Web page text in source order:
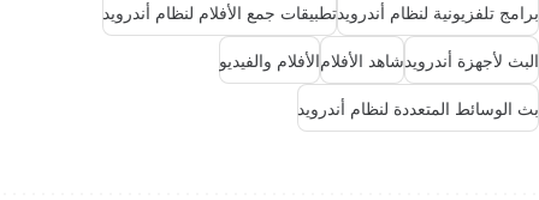
برامج تلفزيونية لنظام أندرويدتطبيقات جمع الأفلام لنظام أندرويد
البث لأجهزة أندرويدشاهد الأفلامالأفلام والفيديو
بث الوسائط المتعددة لنظام أندرويد